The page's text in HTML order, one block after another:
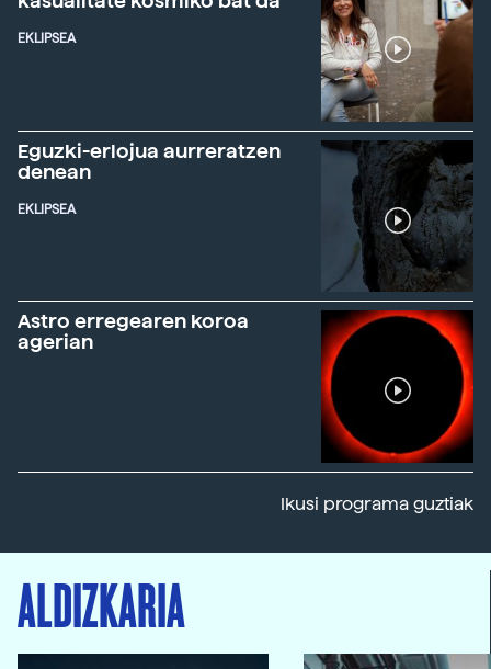
EKLIPSEA
Eguzki-erlojua aurreratzen
denean
EKLIPSEA
Astro erregearen koroa
agerian
Ikusi programa guztiak
ALDIZKARIA